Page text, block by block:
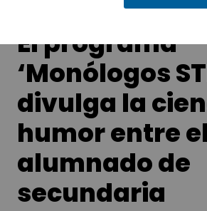
El programa
‘Monólogos
divulga la
humor entre el
alumnado de
secundaria